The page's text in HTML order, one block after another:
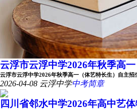
云浮市云浮中学2026年秋季高
云浮市云浮中学2026年秋季高一（体艺特长生）自主
2026-04-08 云浮中学中考简章
四川省邻水中学2026年高中艺